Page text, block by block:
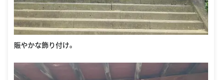
賑やかな飾り付け。